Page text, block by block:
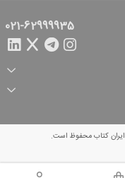
021-62999935
کتاب محفوظ است.
سبد خرید